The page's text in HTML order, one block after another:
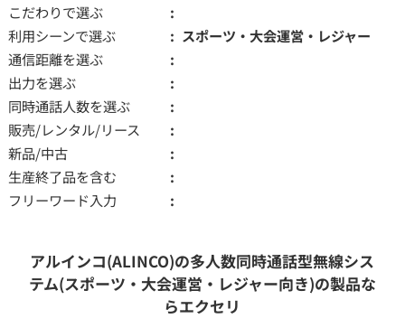
こだわりで選ぶ
利用シーンで選ぶ
スポーツ・大会運営・レジャー
通信距離を選ぶ
出力を選ぶ
同時通話人数を選ぶ
販売/レンタル/リース
新品/中古
生産終了品を含む
フリーワード入力
アルインコ(ALINCO)の多人数同時通話型無線シス
テム(スポーツ・大会運営・レジャー向き)の製品な
らエクセリ